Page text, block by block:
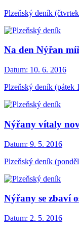
Plzeňský deník
Na den Nýřan
Datum: 10. 6. 2016
Plzeňský deník (pátek
Nýřany vítaly
Datum: 9. 5. 2016
Plzeňský deník
Nýřany se zbaví
Datum: 2. 5. 2016